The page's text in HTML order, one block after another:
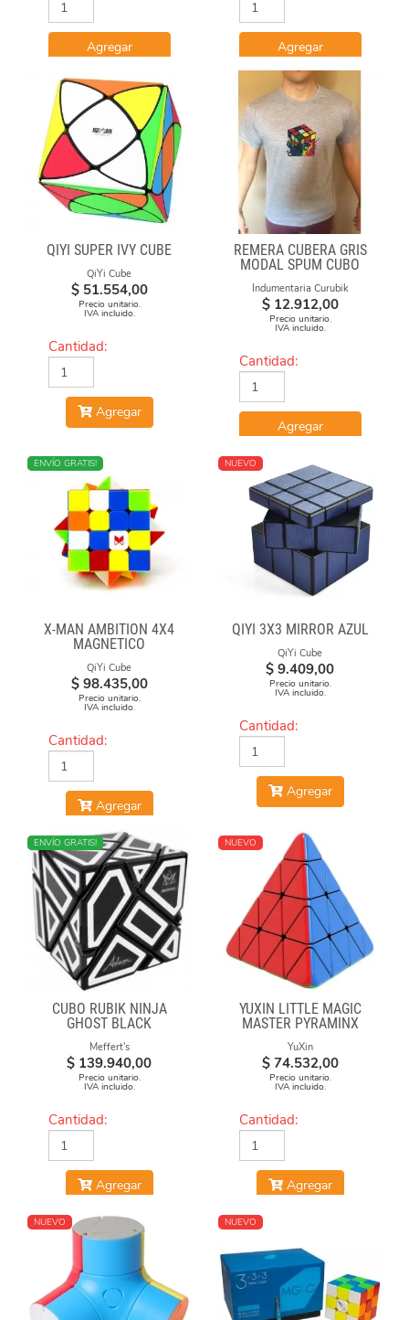
Agregar Agregar
QIYI SUPER IVY CUBE
QiYi Cube
$ 51.554,00
Precio unitario.
IVA incluido.
Cantidad:
Agregar
REMERA CUBERA GRIS
MODAL SPUM CUBO
Indumentaria Curubik
$ 12.912,00
Precio unitario.
IVA incluido.
Cantidad:
Agregar
NUEVO
ENVÍO GRATIS!
X-MAN AMBITION 4X4
MAGNETICO
QiYi Cube
$ 98.435,00
Precio unitario.
IVA incluido.
Cantidad:
Agregar
NUEVO
QIYI 3X3 MIRROR AZUL
QiYi Cube
$ 9.409,00
Precio unitario.
IVA incluido.
Cantidad:
Agregar
NUEVO
ENVÍO GRATIS!
CUBO RUBIK NINJA
GHOST BLACK
Meffert's
$ 139.940,00
Precio unitario.
IVA incluido.
Cantidad:
Agregar
NUEVO
YUXIN LITTLE MAGIC
MASTER PYRAMINX
YuXin
$ 74.532,00
Precio unitario.
IVA incluido.
Cantidad:
Agregar
NUEVO NUEVO